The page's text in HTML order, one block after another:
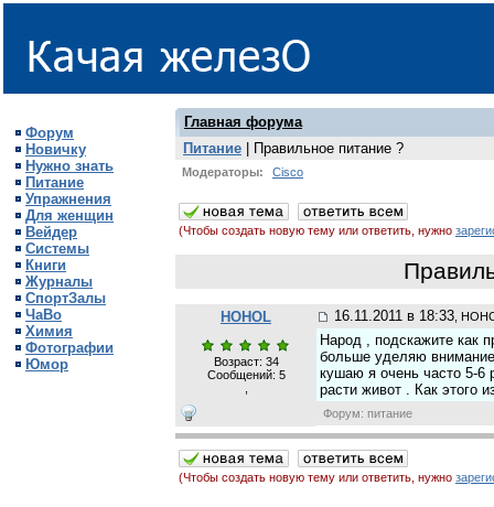
Форум
Новичку
Нужно знать
Питание
Упражнения
Для женщин
Вейдер
Системы
Книги
Журналы
СпортЗалы
ЧаВо
Химия
Фотографии
Юмор
Главная форума
Питание | Правильное питание ?
Модераторы: Cisco
(Чтобы создать новую тему или ответить, нужно
HOHOL 16.11.2011 в 18:33 ,
Возраст: 34
Сообщений: 5
Народ , подскажите как
больше уделяю
кушаю я очень часто 5-6
расти живот . Как этого
Форум: питание
(Чтобы создать новую тему или ответить, нужно